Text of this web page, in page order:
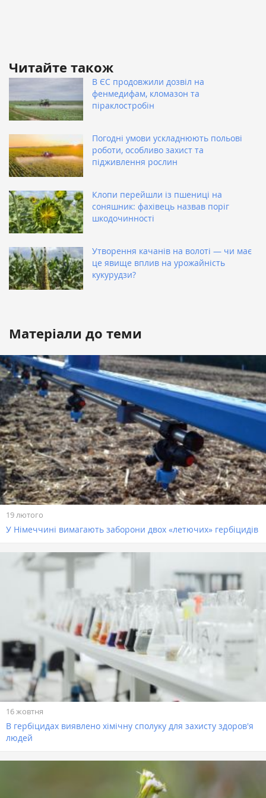
Читайте також
В ЄС продовжили дозвіл на
фенмедифам, кломазон та
піраклостробін
Погодні умови ускладнюють польові
роботи, особливо захист та
підживлення рослин
Клопи перейшли із пшениці на
соняшник: фахівець назвав поріг
шкодочинності
Утворення качанів на волоті — чи має
це явище вплив на урожайність
кукурудзи?
Матеріали до теми
19 лютого
У Німеччині вимагають заборони двох «летючих» гербіцидів
16 жовтня
В гербіцидах виявлено хімічну сполуку для захисту здоров'я
людей